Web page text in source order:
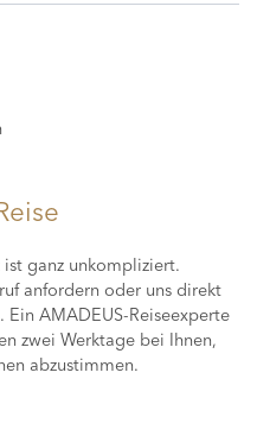
ist ganz unkompliziert.
anfordern oder uns direkt
AMADEUS-Reiseexperte
zwei Werktage bei Ihnen,
abzustimmen.